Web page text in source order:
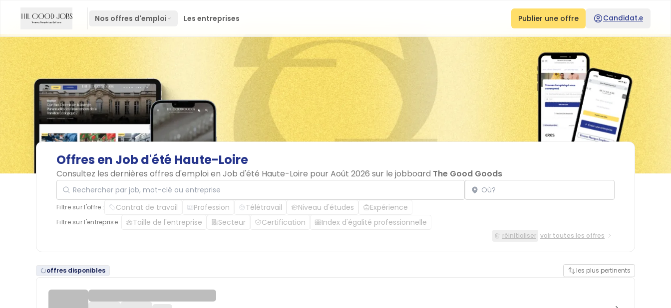
Nos offres d'emploi Les entreprises Publier une offre Candidat.e
Offres en Jobd'été Haute-Loire
Consultez les dernières offres d'emploi en Job d'été Haute-Loire pour Août 2026 sur le jobboard The Good Goods
Rechercher par job, mot-clé ou entreprise Localisation
Filtre sur l'offre : Contrat de travail Profession Télétravail Niveau d'études Expérience
Filtre sur l'entreprise : Taille de l'entreprise Secteur Certification Index d'égalité professionnelle
réinitialiser voir toutes les offres
offres disponibles les plus pertinents